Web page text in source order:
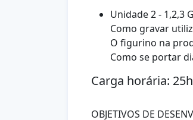
Unidade 2 - 1,2,3
Como gravar
O figurino na
Como se portar
Carga horária: 25h
OBJETIVOS DE